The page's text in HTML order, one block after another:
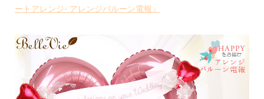
ートアレンジ- アレンジバルーン電報』